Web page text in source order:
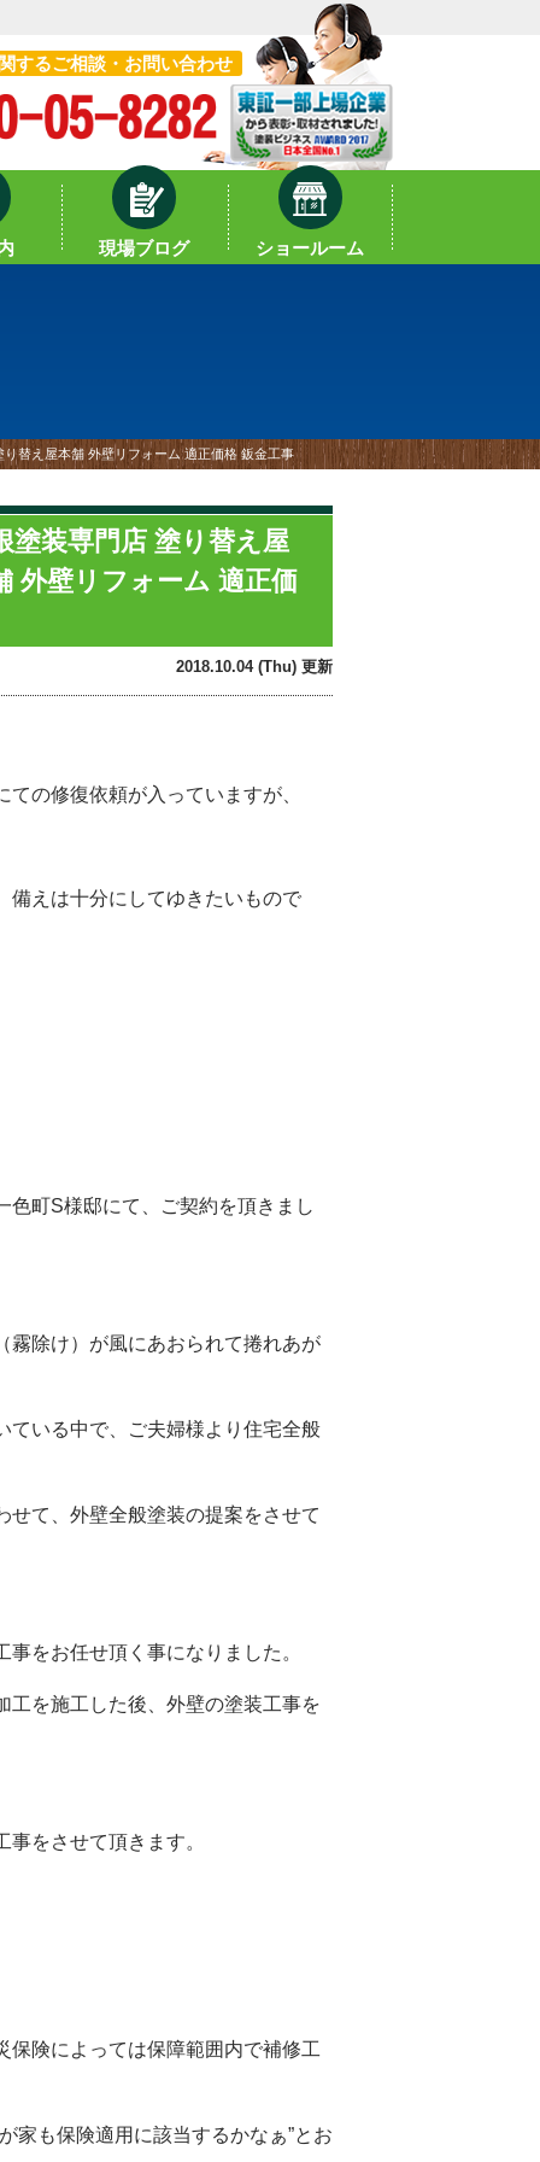
するご相談・お問い合わせ
現場ブログ ショールーム
替え屋本舗 外壁リフォーム 適正価格 鈑金工事
塗装専門店 塗り替え屋
外壁リフォーム 適正価
2018.10.04 (Thu) 更新
の修復依頼が入っていますが、
備えは十分にしてゆきたいもので
色町S様邸にて、ご契約を頂きまし
霧除け）が風にあおられて捲れあが
ている中で、ご夫婦様より住宅全般
せて、外壁全般塗装の提案をさせて
をお任せ頂く事になりました。
工を施工した後、外壁の塗装工事を
をさせて頂きます。
険によっては保障範囲内で補修工
家も保険適用に該当するかなぁ”とお